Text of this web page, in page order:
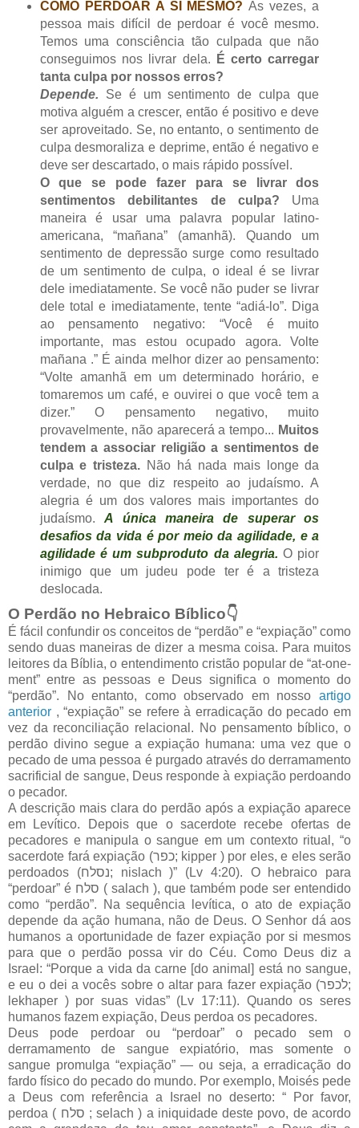
COMO PERDOAR A SI MESMO? Às vezes, a
pessoa mais difícil de perdoar é você mesmo.
Temos uma consciência tão culpada que não
conseguimos nos livrar dela.
É certo carregar
tanta culpa por nossos erros?
Depende. Se é um sentimento de culpa que
motiva alguém a crescer, então é positivo e deve
ser aproveitado. Se, no entanto, o sentimento de
culpa desmoraliza e deprime, então é negativo e
deve ser descartado, o mais rápido possível.
O que se pode fazer para se livrar dos
sentimentos debilitantes de culpa? Uma
maneira é usar uma palavra popular latino-
americana, “mañana” (amanhã). Quando um
sentimento de depressão surge como resultado
de um sentimento de culpa, o ideal é se livrar
dele imediatamente. Se você não puder se livrar
dele total e imediatamente, tente “adiá-lo”. Diga
ao pensamento negativo: “Você é muito
importante, mas estou ocupado agora. Volte
mañana .” É ainda melhor dizer ao pensamento:
“Volte amanhã em um determinado horário, e
tomaremos um café, e ouvirei o que você tem a
dizer.” O pensamento negativo, muito
provavelmente, não aparecerá a tempo... Muitos
tendem a associar religião a sentimentos de
culpa e tristeza. Não há nada mais longe da
verdade, no que diz respeito ao judaísmo. A
alegria é um dos valores mais importantes do
judaísmo.A única maneira de superar os
desafios da vida é por meio da agilidade, e a
agilidade é um subproduto da alegria. O pior
inimigo que um judeu pode ter é a tristeza
deslocada.
O Perdão no Hebraico Bíblico👇
É fácil confundir os conceitos de “perdão” e “expiação” como
sendo duas maneiras de dizer a mesma coisa. Para muitos
leitores da Bíblia, o entendimento cristão popular de “at-one-
ment” entre as pessoas e Deus significa o momento do
“perdão”. No entanto, como observado em nosso artigo
anterior , “expiação” se refere à erradicação do pecado em
vez da reconciliação relacional. No pensamento bíblico, o
perdão divino segue a expiação humana: uma vez que o
pecado de uma pessoa é purgado através do derramamento
sacrificial de sangue, Deus responde à expiação perdoando
o pecador.
A descrição mais clara do perdão após a expiação aparece
em Levítico. Depois que o sacerdote recebe ofertas de
pecadores e manipula o sangue em um contexto ritual, “o
sacerdote fará expiação (כפר; kipper ) por eles, e eles serão
perdoados (נסלח; nislach )” (Lv 4:20). O hebraico para
“perdoar” é סלח ( salach ), que também pode ser entendido
como “perdão”. Na sequência levítica, o ato de expiação
depende da ação humana, não de Deus. O Senhor dá aos
humanos a oportunidade de fazer expiação por si mesmos
para que o perdão possa vir do Céu. Como Deus diz a
Israel: “Porque a vida da carne [do animal] está no sangue,
e eu o dei a vocês sobre o altar para fazer expiação (לכפר;
lekhaper ) por suas vidas” (Lv 17:11). Quando os seres
humanos fazem expiação, Deus perdoa os pecadores.
Deus pode perdoar ou “perdoar” o pecado sem o
derramamento de sangue expiatório, mas somente o
sangue promulga “expiação” — ou seja, a erradicação do
fardo físico do pecado do mundo. Por exemplo, Moisés pede
a Deus com referência a Israel no deserto: “ Por favor,
perdoa ( סלח ; selach ) a iniquidade deste povo, de acordo